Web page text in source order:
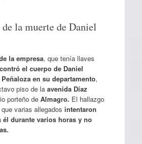
de la muerte de Daniel
la empresa, que tenía llaves
el cuerpo de Daniel
en su departamento,
piso de la avenida Díaz
porteño de Almagro. El hallazgo
varias allegados intentaron
él durante varios horas y no